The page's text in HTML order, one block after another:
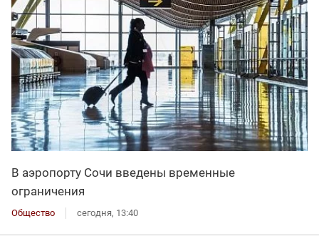
В аэропорту Сочи введены временные
ограничения
Общество сегодня, 13:40